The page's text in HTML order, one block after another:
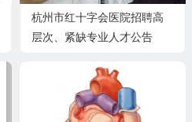
杭州市红十字会医院招聘高
层次、紧缺专业人才公告